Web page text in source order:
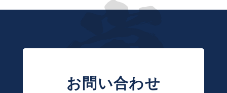
お問い合わせ